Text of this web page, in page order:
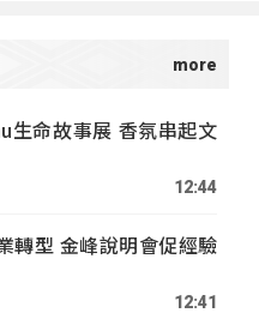
生命故事展 香氛串起文
12:44
轉型 金峰說明會促經驗
12:41